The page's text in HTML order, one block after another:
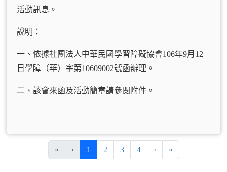
活動訊息。
說明：
一、依據社團法人中華民國學習障礙協會106年9月12
日學障（華）字第10609002號函辦理。
二、該會來函及活動簡章請參閱附件。
« ‹ 1 (目前頁次)
2 3 4 ›下一頁
»最後頁